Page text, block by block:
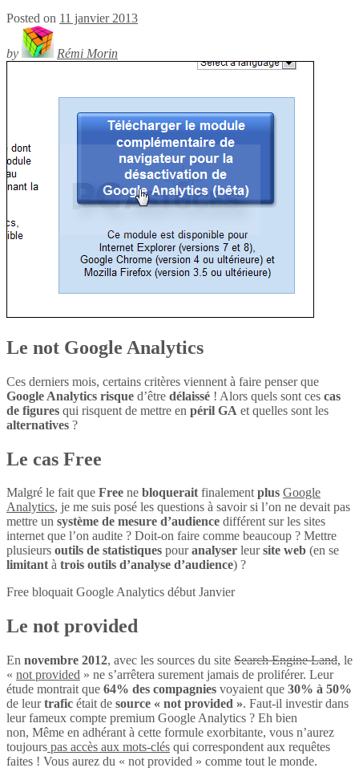
Posted on 11 janvier 2013
by Rémi Morin
Le not Google Analytics
Ces derniers mois, certains critères viennent à faire penser que
Google Analytics risque d’être délaissé ! Alors quels sont ces cas
de figures qui risquent de mettre en péril GA et quelles sont les
alternatives ?
Le cas Free
Malgré le fait que Free ne bloqueraitfinalementplus Google
Analytics, je me suis posé les questions à savoir si l’on ne devait pas
mettre un système de mesure d’audience différent sur les sites
internet que l’on audite ? Doit-on faire comme beaucoup ? Mettre
plusieurs outils de statistiques pouranalyser leursite web (en se
limitantà trois outils d’analyse d’audience) ?
Free bloquait Google Analytics début Janvier
Le not provided
En novembre 2012, avec les sources du site Search Engine Land, le
« not provided » ne s’arrêtera surement jamais de proliférer. Leur
étude montrait que 64% des compagnies voyaient que 30% à 50%
de leurtrafic était de source « not provided ». Faut-il investir dans
leur fameux compte premium Google Analytics ? Eh bien
non, Même en adhérant à cette formule exorbitante, vous n’aurez
toujours pas accès aux mots-clés qui correspondent aux requêtes
faites ! Vous aurez du « not provided » comme tout le monde.